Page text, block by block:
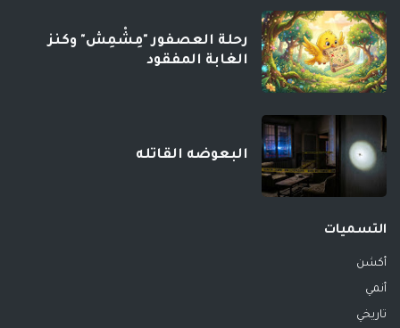
رحلة العصفور "مِشْمِش" وكنز
الغابة المفقود
البعوضه القاتله
التسميات
أكشن
أنمي
تاريخي